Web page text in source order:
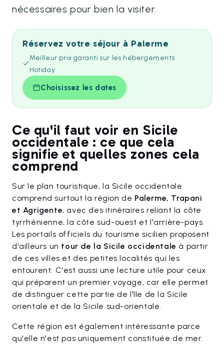
nécessaires pour bien la visiter.
Réservez votre séjour à Palerme
Meilleur prix garanti sur les hébergements
Hotiday
Choisissez les dates
Ce qu'il faut voir en Sicile
occidentale : ce que cela
signifie et quelles zones cela
comprend
Sur le plan touristique, la Sicile occidentale
comprend surtout la région de Palerme, Trapani
et Agrigente, avec des itinéraires reliant la côte
tyrrhénienne, la côte sud-ouest et l'arrière-pays.
Les portails officiels du tourisme sicilien proposent
d'ailleurs un tour de la Sicile occidentale à partir
de ces villes et des petites localités qui les
entourent. C'est aussi une lecture utile pour ceux
qui préparent un premier voyage, car elle permet
de distinguer cette partie de l'île de la Sicile
orientale et de la Sicile sud-orientale.
Cette région est également intéressante parce
qu'elle n'est pas uniquement constituée de mer.